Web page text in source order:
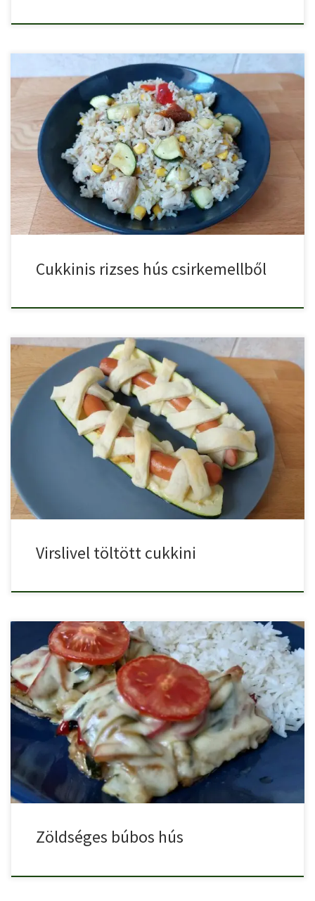
Finom cukkinis rizses hús csirkemellből, a nyár kedvenc
alapanyagaival, cukkinivel, […]
Cukkinis rizses hús csirkemellből
Ha szereted a hot-dogot, akkor a virslivel töltött cukkinit is […]
Virslivel töltött cukkini
Zöldséges búbos hús cukkinivel, paprikával, répával és olvadó
sajttal a […]
Zöldséges búbos hús